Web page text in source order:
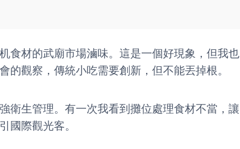
食材的武廟市場滷味。這是一個好現象，但我也
觀察，傳統小吃需要創新，但不能丟掉根。
衛生管理。有一次我看到攤位處理食材不當，讓
國際觀光客。